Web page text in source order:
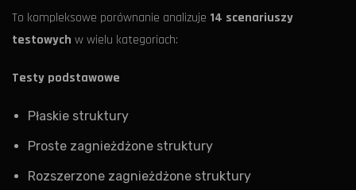
To kompleksowe porównanie analizuje 14 scenariuszy
testowych w wielu kategoriach:
Testy podstawowe
Płaskie struktury
Proste zagnieżdżone struktury
Rozszerzone zagnieżdżone struktury